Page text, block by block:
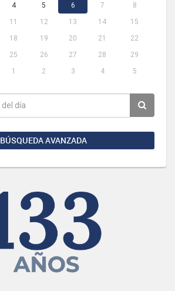
4 5 6 7
8
11 12 13 14
15
18 19 20 21
22
25 26 27 28
29
1 2 3 4 5
BÚSQUEDA AVANZADA